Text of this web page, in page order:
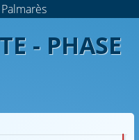
Palmarès
- PHASE